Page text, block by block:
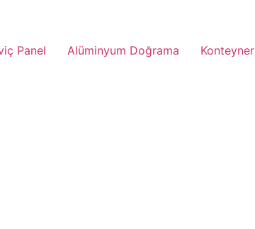
Panel Alüminyum Doğrama Konteyner